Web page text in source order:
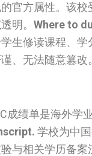
官方属性。该
明。 Where to
生修读课程、
、无法随意篡
绩单是海外学
学校为中
与相关学历备